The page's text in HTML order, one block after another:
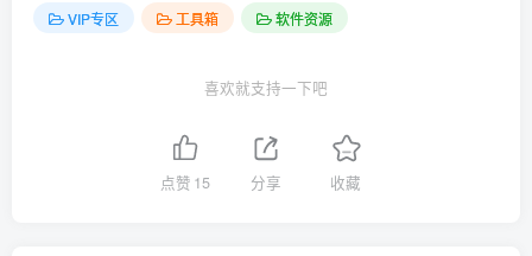
VIP专区 工具箱 软件资源
喜欢就支持一下吧
点赞 15 分享 收藏